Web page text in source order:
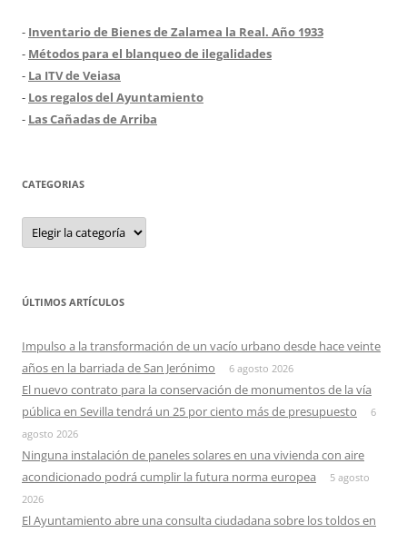
- Inventario de Bienes de Zalamea la Real. Año 1933
- Métodos para el blanqueo de ilegalidades
- La ITV de Veiasa
- Los regalos del Ayuntamiento
- Las Cañadas de Arriba
CATEGORIAS
Categorias
ÚLTIMOS ARTÍCULOS
Impulso a la transformación de un vacío urbano desde hace veinte
años en la barriada de San Jerónimo
6 agosto 2026
El nuevo contrato para la conservación de monumentos de la vía
pública en Sevilla tendrá un 25 por ciento más de presupuesto
6
agosto 2026
Ninguna instalación de paneles solares en una vivienda con aire
acondicionado podrá cumplir la futura norma europea
5 agosto
2026
El Ayuntamiento abre una consulta ciudadana sobre los toldos en